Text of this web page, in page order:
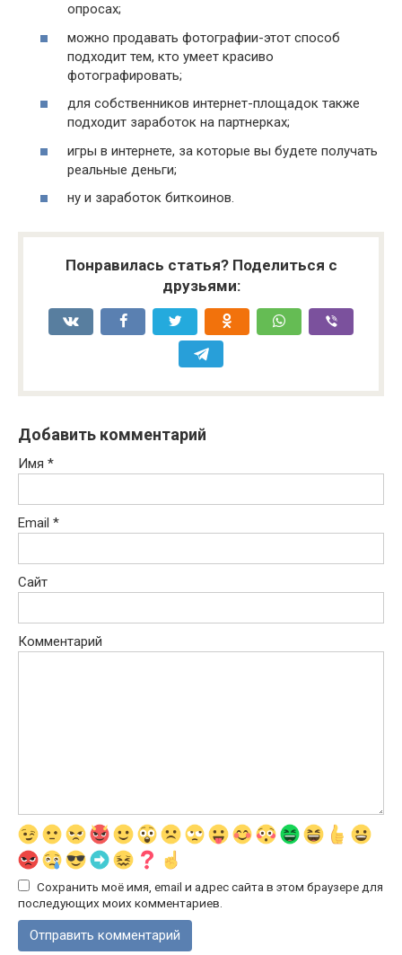
опросах;
можно продавать фотографии-этот способ
подходит тем, кто умеет красиво
фотографировать;
для собственников интернет-площадок также
подходит заработок на партнерках;
игры в интернете, за которые вы будете получать
реальные деньги;
ну и заработок биткоинов.
Понравилась статья? Поделиться с
друзьями:
Добавить комментарий
Имя *
Email *
Сайт
Комментарий
Сохранить моё имя, email и адрес сайта в этом браузере для
последующих моих комментариев.